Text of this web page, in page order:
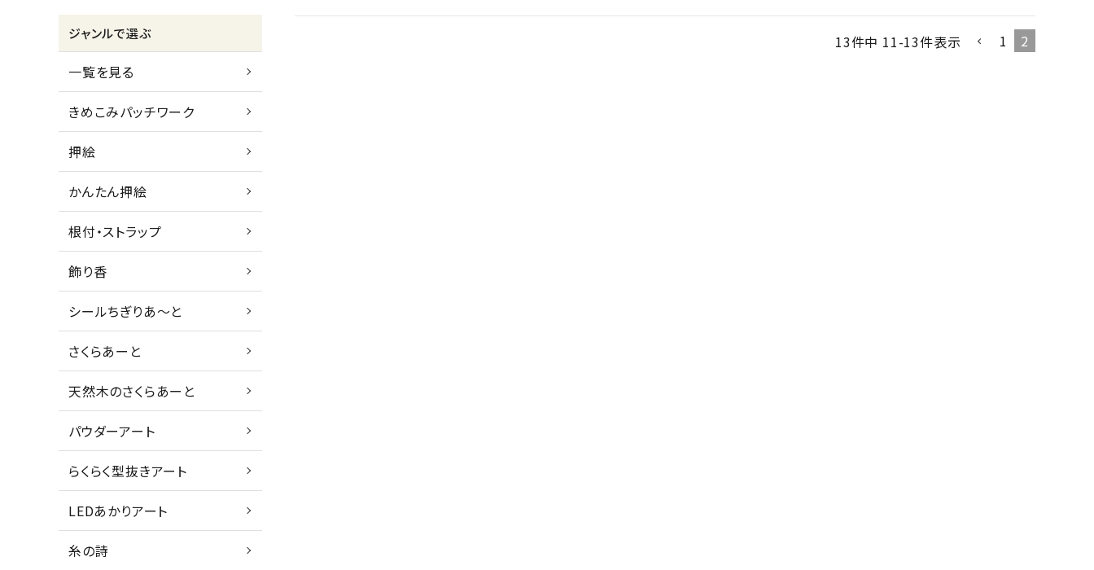
ジャンルで選ぶ
一覧を見る
きめこみパッチワーク
押絵
かんたん押絵
根付・ストラップ
飾り香
シールちぎりあ～と
さくらあーと
天然木のさくらあーと
パウダーアート
らくらく型抜きアート
LEDあかりアート
糸の詩
13件中 11-13件表示 1 2